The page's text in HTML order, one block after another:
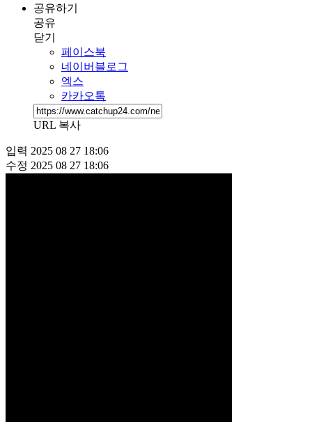
공유하기
공유
닫기
페이스북
네이버블로그
엑스
카카오톡
URL 복사
입력 2025 08 27 18:06
수정 2025 08 27 18:06